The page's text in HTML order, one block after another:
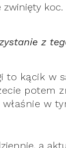
zwinięty koc.
z
kącik w
potem
właśnie w
a